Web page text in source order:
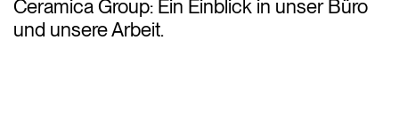
Ceramica Group: Ein Einblick in unser Büro
und unsere Arbeit.